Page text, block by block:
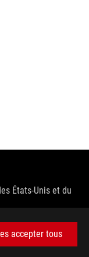
accepter tous
États-Unis et du
complets.